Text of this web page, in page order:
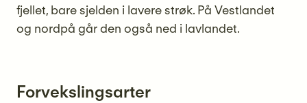
fjellet, bare sjelden i lavere strøk. På Vestlandet
og nordpå går den også ned i lavlandet.
Forvekslingsarter